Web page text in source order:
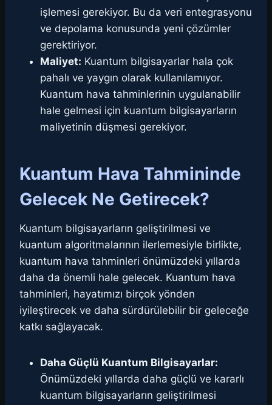
işlemesi gerekiyor. Bu da veri entegrasyonu
ve depolama konusunda yeni çözümler
gerektiriyor.
Maliyet: Kuantum bilgisayarlar hala çok
pahalı ve yaygın olarak kullanılamıyor.
Kuantum hava tahminlerinin uygulanabilir
hale gelmesi için kuantum bilgisayarların
maliyetinin düşmesi gerekiyor.
Kuantum Hava Tahmininde
Gelecek Ne Getirecek?
Kuantum bilgisayarların geliştirilmesi ve
kuantum algoritmalarının ilerlemesiyle birlikte,
kuantum hava tahminleri önümüzdeki yıllarda
daha da önemli hale gelecek. Kuantum hava
tahminleri, hayatımızı birçok yönden
iyileştirecek ve daha sürdürülebilir bir geleceğe
katkı sağlayacak.
Daha Güçlü Kuantum Bilgisayarlar:
Önümüzdeki yıllarda daha güçlü ve kararlı
kuantum bilgisayarların geliştirilmesi